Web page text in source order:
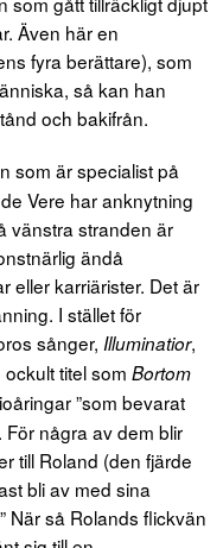
Även här en
fyra berättare), som
så kan han
och bakifrån.
som är specialist på
Vere har anknytning
vänstra stranden är
ändå
eller karriärister. Det är
I stället för
sånger, Illuminatior,
titel som Bortom
”som bevarat
några av dem blir
till Roland (den fjärde
bli av med sina
När så Rolands flickvän